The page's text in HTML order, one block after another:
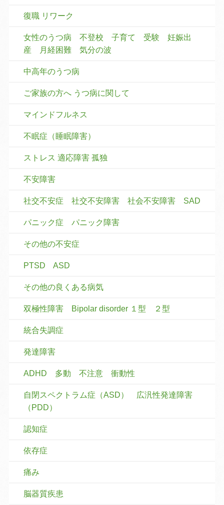
復職 リワーク
女性のうつ病 不登校 子育て 受験 妊娠出
産 月経困難 気分の波
中高年のうつ病
ご家族の方へ うつ病に関して
マインドフルネス
不眠症（睡眠障害）
ストレス 適応障害 孤独
不安障害
社交不安症 社交不安障害 社会不安障害 SAD
パニック症 パニック障害
その他の不安症
PTSD ASD
その他の良くある病気
双極性障害 Bipolar disorder １型 ２型
統合失調症
発達障害
ADHD 多動 不注意 衝動性
自閉スペクトラム症（ASD） 広汎性発達障害
（PDD）
認知症
依存症
痛み
脳器質疾患